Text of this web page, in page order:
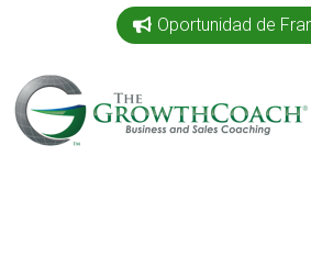
Oportunidad de